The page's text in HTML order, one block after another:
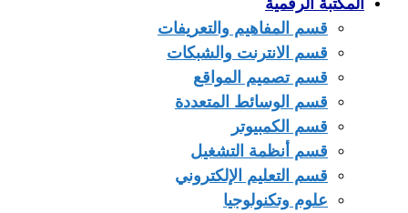
المكتبة الرقمية
قسم المفاهيم والتعريفات
قسم الانترنت والشبكات
قسم تصميم المواقع
قسم الوسائط المتعددة
قسم الكمبيوتر
قسم أنظمة التشغيل
قسم التعليم الإلكتروني
علوم وتكنولوجيا